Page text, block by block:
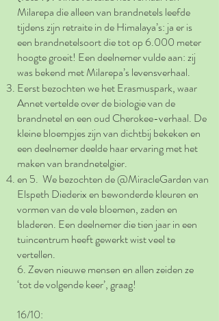
Milarepa die alleen van brandnetels leefde
tijdens zijn retraite in de Himalaya’s: ja er is
een brandnetelsoort die tot op 6.000 meter
hoogte groeit! Een deelnemer vulde aan: zij
was bekend met Milarepa’s levensverhaal.
Eerst bezochten we het Erasmuspark, waar
Annet vertelde over de biologie van de
brandnetel en een oud Cherokee-verhaal. De
kleine bloempjes zijn van dichtbij bekeken en
een deelnemer deelde haar ervaring met het
maken van brandnetelgier.
en 5. We bezochten de @MiracleGarden van
Elspeth Diederix en bewonderde kleuren en
vormen van de vele bloemen, zaden en
bladeren. Een deelnemer die tien jaar in een
tuincentrum heeft gewerkt wist veel te
vertellen.
6. Zeven nieuwe mensen en allen zeiden ze
‘tot de volgende keer’, graag!
16/10: